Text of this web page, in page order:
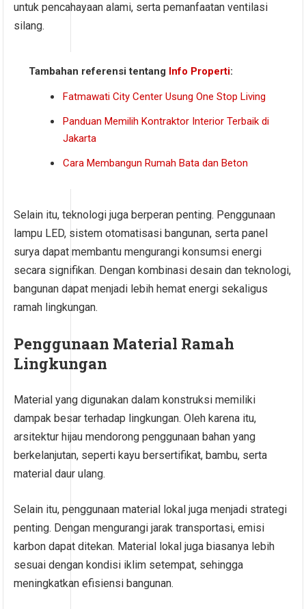
untuk pencahayaan alami, serta pemanfaatan ventilasi
silang.
Tambahan referensi tentang Info Properti:
Fatmawati City Center Usung One Stop Living
Panduan Memilih Kontraktor Interior Terbaik di
Jakarta
Cara Membangun Rumah Bata dan Beton
Selain itu, teknologi juga berperan penting. Penggunaan
lampu LED, sistem otomatisasi bangunan, serta panel
surya dapat membantu mengurangi konsumsi energi
secara signifikan. Dengan kombinasi desain dan teknologi,
bangunan dapat menjadi lebih hemat energi sekaligus
ramah lingkungan.
Penggunaan Material Ramah
Lingkungan
Material yang digunakan dalam konstruksi memiliki
dampak besar terhadap lingkungan. Oleh karena itu,
arsitektur hijau mendorong penggunaan bahan yang
berkelanjutan, seperti kayu bersertifikat, bambu, serta
material daur ulang.
Selain itu, penggunaan material lokal juga menjadi strategi
penting. Dengan mengurangi jarak transportasi, emisi
karbon dapat ditekan. Material lokal juga biasanya lebih
sesuai dengan kondisi iklim setempat, sehingga
meningkatkan efisiensi bangunan.